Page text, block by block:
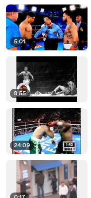
5:01
8:55
24:09